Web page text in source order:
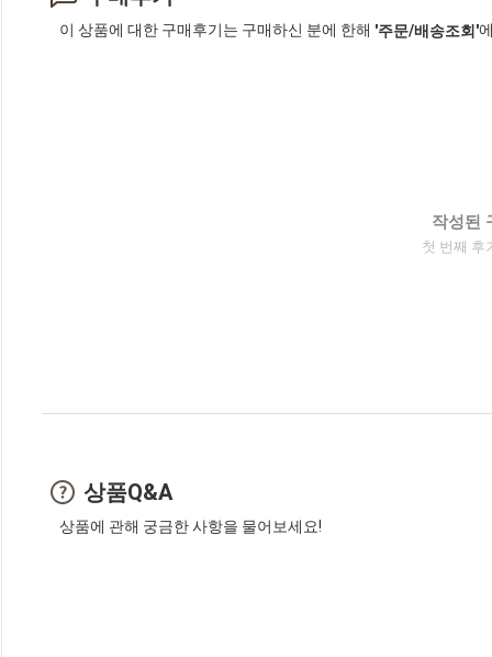
이 상품에 대한 구매후기는 구매하신 분에 한해 '주문/배송조회'
작성된
첫 번째 후
상품Q&A
상품에 관해 궁금한 사항을 물어보세요!